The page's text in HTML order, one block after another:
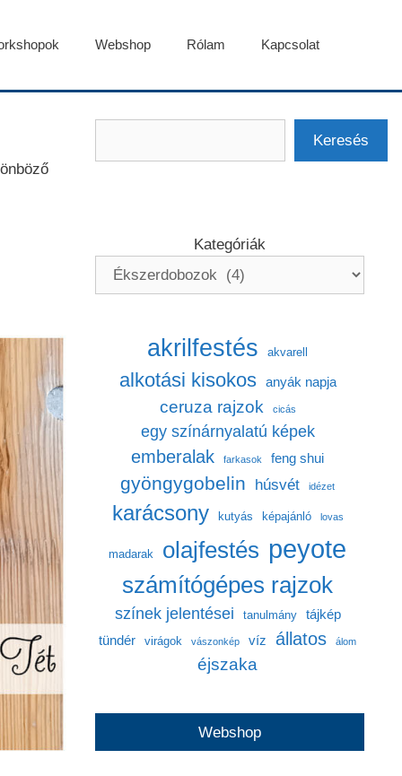
Webshop Rólam Kapcsolat
Keresés
Kategóriák
akrilfestés akvarell
alkotási kisokos anyák napja
ceruza rajzok cicás
egy színárnyalatú képek
emberalak farkasok feng shui
gyöngygobelin húsvét idézet
karácsony kutyás képajánló lovas
madarak olajfestés peyote
számítógépes rajzok
színek jelentései tanulmány
tájkép
tündér
virágok vászonkép víz állatos álom
éjszaka
Webshop